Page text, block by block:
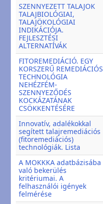
SZENNYEZETT TALAJOK
TALAJBIOLÓGIAI,
TALAJÖKOLÓGIAI
INDIKÁCIÓJA.
FEJLESZTÉSI
ALTERNATÍVÁK
FITOREMEDIÁCIÓ. EGY
KORSZERŰ REMEDIÁCIÓS
TECHNOLÓGIA
NEHÉZFÉM-
SZENNYEZŐDÉS
KOCKÁZATÁNAK
CSÖKKENTÉSÉRE
Innovatív, adalékokkal
segített talajremediációs
(fitoremediációs)
technológiák. Lista
A MOKKKA adatbázisába
való bekerülés
kritériumai. A
felhasználói igények
felmérése